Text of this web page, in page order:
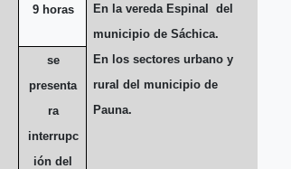
9 horas
En la vereda Espinal del
municipio de Sáchica.
se
presenta
ra
interrupc
ión del
En los sectores urbano y
rural del municipio de
Pauna.